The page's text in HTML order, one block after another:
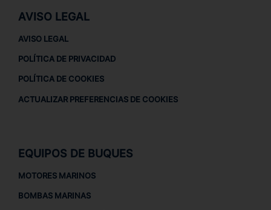
AVISO LEGAL
AVISO LEGAL
POLÍTICA DE PRIVACIDAD
POLÍTICA DE COOKIES
ACTUALIZAR PREFERENCIAS DE COOKIES
EQUIPOS DE BUQUES
MOTORES MARINOS
BOMBAS MARINAS